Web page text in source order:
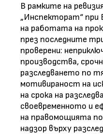
В рамките на
„Инспекторат“ при
на работата на
през последните
проверени:
производства,
разследването по
мотивираност на
на срока на
своевременното и
на правомощията
надзор върху